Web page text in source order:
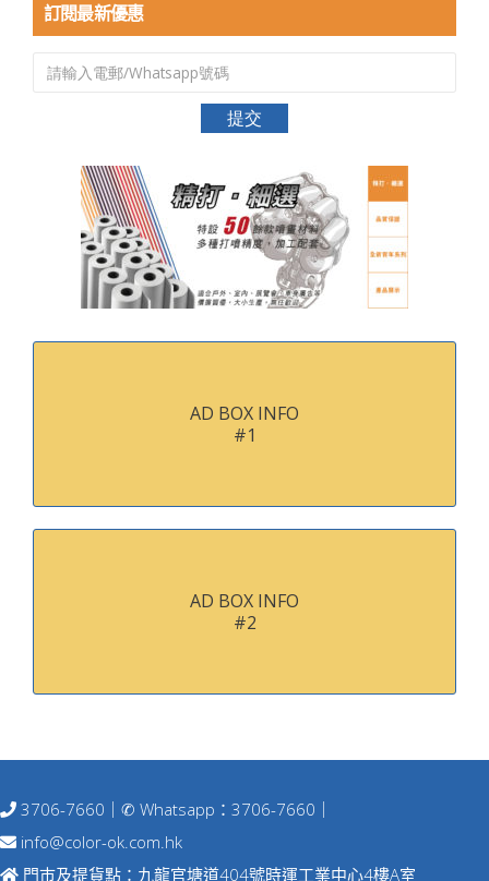
訂閱最新優惠
AD BOX INFO
#1
AD BOX INFO
#2
3706-7660 ｜✆ Whatsapp： 3706-7660
info@color-ok.com.hk
門巿及提貨點：九龍官塘道404號時運工業中心4樓A室